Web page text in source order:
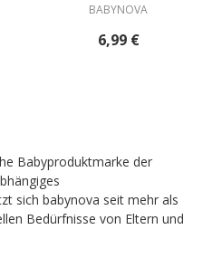
BABYNOVA
6,99 €
Babyproduktmarke der
sich babynova seit mehr als
Bedürfnisse von Eltern und